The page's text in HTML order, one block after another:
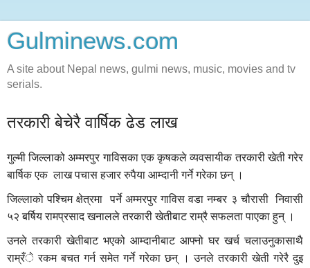
Gulminews.com
A site about Nepal news, gulmi news, music, movies and tv
serials.
तरकारी बेचेरै वार्षिक ढेड लाख
गुल्मी जिल्लाको अम्मरपुर गाविसका एक कृषकले व्यवसायीक तरकारी खेती गरेर
बार्षिक एक लाख पचास हजार रुपैया आम्दानी गर्ने गरेका छन् ।
जिल्लाको पश्चिम क्षेत्रमा पर्ने अम्मरपुर गाविस वडा नम्बर ३ चौरासी निवासी
५२ बर्षिय रामप्रसाद खनालले तरकारी खेतीबाट राम्रै सफलता पाएका हुन् ।
उनले तरकारी खेतीबाट भएको आम्दानीबाट आफ्नो घर खर्च चलाउनुकासाथै
राम्रँे रकम बचत गर्न समेत गर्ने गरेका छन् । उनले तरकारी खेती गरेरै दुइ